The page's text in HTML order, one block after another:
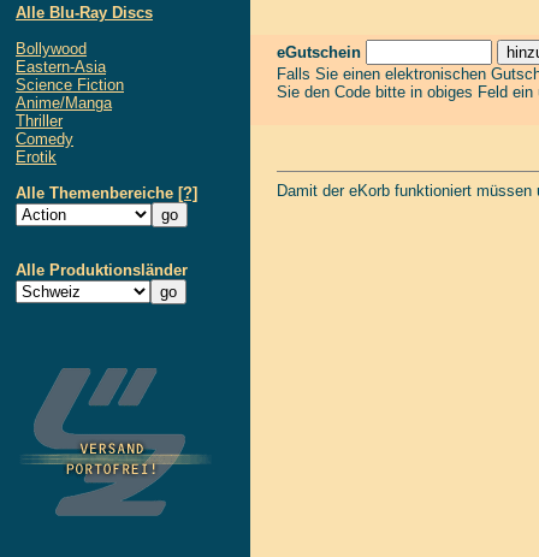
Alle Blu-Ray Discs
Bollywood
Eastern-Asia
Science Fiction
Anime/Manga
Thriller
Comedy
Erotik
Alle Themenbereiche [?]
Alle Produktionsländer
eGutschein
Falls Sie einen elektronischen
Sie den Code bitte in obiges Feld
Damit der eKorb funktioniert